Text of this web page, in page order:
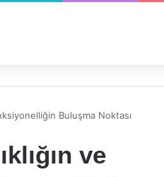
Buluşma Noktası
ve